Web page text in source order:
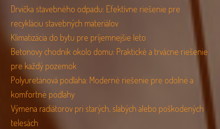
Drvička stavebného odpadu: Efektívne riešenie pre
recykláciu stavebných materiálov
Klimatizácia do bytu pre príjemnejšie leto
Betonovy chodnik okolo domu: Praktické a trvácne riešenie
pre každý pozemok
Polyuretánová podlaha: Moderné riešenie pre odolné a
komfortné podlahy
Výmena radiátorov pri starých, slabých alebo poškodených
telesách